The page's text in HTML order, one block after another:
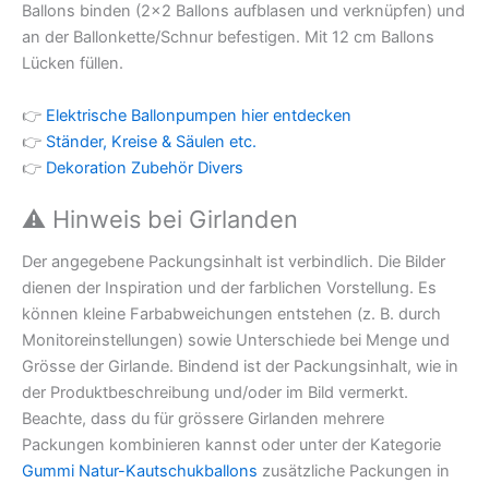
Ballons binden (2×2 Ballons aufblasen und verknüpfen) und
an der Ballonkette/Schnur befestigen. Mit 12 cm Ballons
Lücken füllen.
👉 Elektrische Ballonpumpen hier entdecken
👉 Ständer, Kreise & Säulen etc.
👉 Dekoration Zubehör Divers
⚠️ Hinweis bei Girlanden
Der angegebene Packungsinhalt ist verbindlich. Die Bilder
dienen der Inspiration und der farblichen Vorstellung. Es
können kleine Farbabweichungen entstehen (z. B. durch
Monitoreinstellungen) sowie Unterschiede bei Menge und
Grösse der Girlande. Bindend ist der Packungsinhalt, wie in
der Produktbeschreibung und/oder im Bild vermerkt.
Beachte, dass du für grössere Girlanden mehrere
Packungen kombinieren kannst oder unter der Kategorie
Gummi Natur-Kautschukballons zusätzliche Packungen in